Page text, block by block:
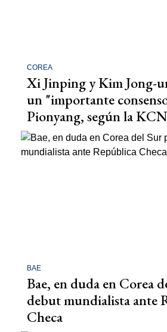
COREA
Xi Jinping y Kim Jong-
un "importante
Pionyang, según la
BAE
Bae, en duda en Corea
debut mundialista ante
Checa